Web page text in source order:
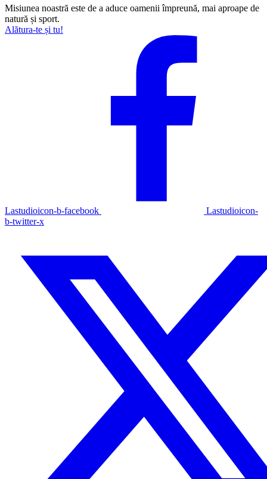
Misiunea noastră este de a aduce oamenii împreună, mai aproape de
natură și sport.
Alătura-te și tu!
Lastudioicon-b-facebook
Lastudioicon-
b-twitter-x